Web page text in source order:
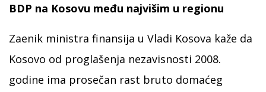
BDP na Kosovu među najvišim u regionu
Zaenik ministra finansija u Vladi Kosova kaže da
Kosovo od proglašenja nezavisnosti 2008.
godine ima prosečan rast bruto domaćeg